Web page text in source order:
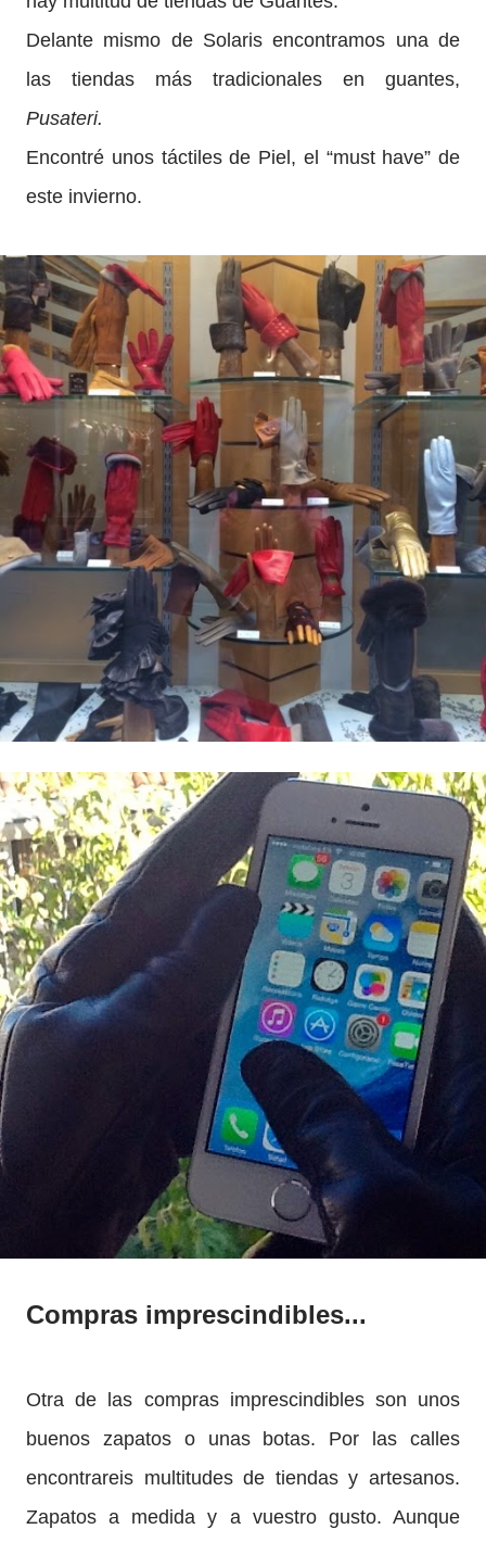
Delante mismo de Solaris encontramos una de
las tiendas más tradicionales en guantes,
Pusateri.
Encontré unos táctiles de Piel, el “must have” de
este invierno.
Compras imprescindibles...
Otra de las compras imprescindibles son unos
buenos zapatos o unas botas. Por las calles
encontrareis multitudes de tiendas y artesanos.
Zapatos a medida y a vuestro gusto. Aunque